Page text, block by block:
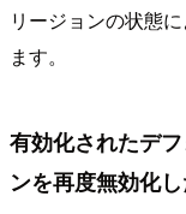
リージョンの状態
ます。
有効化されたデ
ンを再度無効化